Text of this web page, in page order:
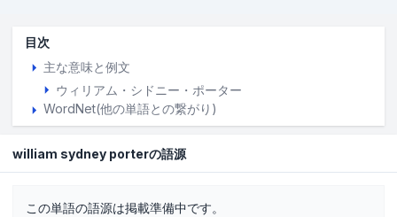
目次
主な意味と例文
ウィリアム・シドニー・ポーター
WordNet(他の単語との繋がり)
william sydney porterの語源
この単語の語源は掲載準備中です。